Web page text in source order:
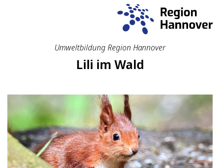
Umweltbildung Region Hannover
Lili im Wald